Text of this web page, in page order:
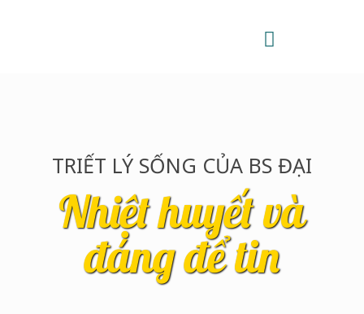
TRIẾT LÝ SỐNG CỦA BS ĐẠI
Nhiệt huyết và
đáng để tin